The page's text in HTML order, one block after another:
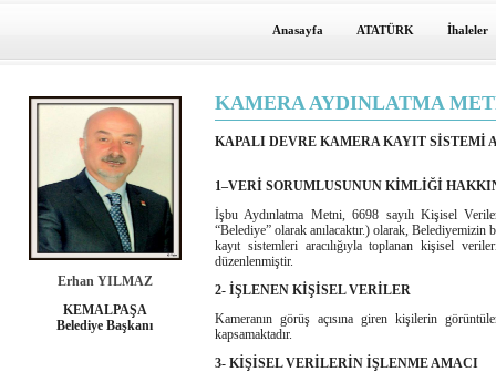
Anasayfa ATATÜRK İhaleler
Erhan YILMAZ
KEMALPAŞA
Belediye Başkanı
KAMERA AYDINLATMA
KAPALI DEVRE KAMERA KAYIT SİSTEMİ
1–VERİ SORUMLUSUNUN KİMLİĞİ
İşbu Aydınlatma Metni, 6698 sayılı Kişisel
“Belediye” olarak anılacaktır.) olarak, Belediyemizin
kayıt sistemleri aracılığıyla toplanan kişisel
düzenlenmiştir.
2- İŞLENEN KİŞİSEL VERİLER
Kameranın görüş açısına giren kişilerin
kapsamaktadır.
3- KİŞİSEL VERİLERİN İŞLENME AMACI